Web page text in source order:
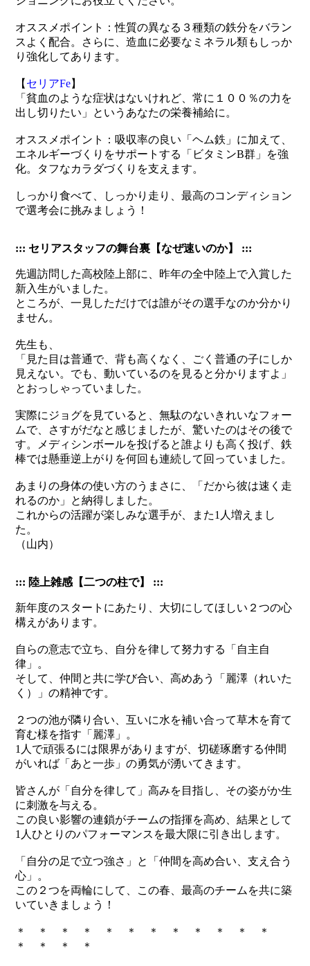
オススメポイント：性質の異なる３種類の鉄分をバラン
スよく配合。さらに、造血に必要なミネラル類もしっか
り強化してあります。
【 セリアFe】
「貧血のような症状はないけれど、常に１００％の力を
出し切りたい」というあなたの栄養補給に。
オススメポイント：吸収率の良い「ヘム鉄」に加えて、
エネルギーづくりをサポートする「ビタミンB群」を強
化。タフなカラダづくりを支えます。
しっかり食べて、しっかり走り、最高のコンディション
で選考会に挑みましょう！
::: セリアスタッフの舞台裏【なぜ速いのか】 :::
先週訪問した高校陸上部に、昨年の全中陸上で入賞した
新入生がいました。
ところが、一見しただけでは誰がその選手なのか分かり
ません。
先生も、
「見た目は普通で、背も高くなく、ごく普通の子にしか
見えない。でも、動いているのを見ると分かりますよ」
とおっしゃっていました。
実際にジョグを見ていると、無駄のないきれいなフォー
ムで、さすがだなと感じましたが、驚いたのはその後で
す。メディシンボールを投げると誰よりも高く投げ、鉄
棒では懸垂逆上がりを何回も連続して回っていました。
あまりの身体の使い方のうまさに、「だから彼は速く走
れるのか」と納得しました。
これからの活躍が楽しみな選手が、また1人増えまし
た。
（山内）
::: 陸上雑感【二つの柱で】 :::
新年度のスタートにあたり、大切にしてほしい２つの心
構えがあります。
自らの意志で立ち、自分を律して努力する「自主自
律」。
そして、仲間と共に学び合い、高めあう「麗澤（れいた
く）」の精神です。
２つの池が隣り合い、互いに水を補い合って草木を育て
育む様を指す「麗澤」。
1人で頑張るには限界がありますが、切磋琢磨する仲間
がいれば「あと一歩」の勇気が湧いてきます。
皆さんが「自分を律して」高みを目指し、その姿がか生
に刺激を与える。
この良い影響の連鎖がチームの指揮を高め、結果として
1人ひとりのパフォーマンスを最大限に引き出します。
「自分の足で立つ強さ」と「仲間を高め合い、支え合う
心」。
この２つを両輪にして、この春、最高のチームを共に築
いていきましょう！
＊ ＊ ＊ ＊ ＊ ＊ ＊ ＊ ＊ ＊ ＊ ＊
＊ ＊ ＊ ＊